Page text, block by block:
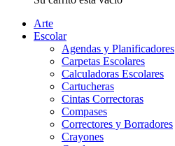
Arte
Escolar
Agendas y Planificadores
Carpetas Escolares
Calculadoras Escolares
Cartucheras
Cintas Correctoras
Compases
Correctores y Borradores
Crayones